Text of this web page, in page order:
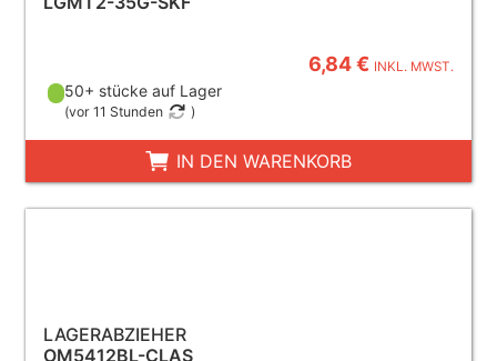
6,84 € INKL. MWST.
50+ stücke auf Lager
(vor 11 Stunden )
IN DEN WARENKORB
LAGERABZIEHER
OM5412BL-CLAS